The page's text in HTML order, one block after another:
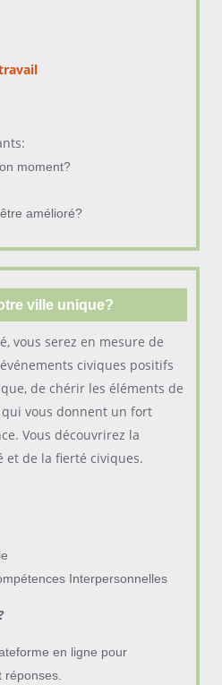
moment?
amélioré?
ville unique?
vous serez en mesure de
civiques positifs
de chérir les éléments de
vous donnent un fort
Vous découvrirez la
de la fierté civiques.
Interpersonnelles
en ligne pour